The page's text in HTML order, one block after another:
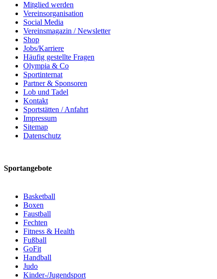
Mitglied werden
Vereinsorganisation
Social Media
Vereinsmagazin / Newsletter
Shop
Jobs/Karriere
Häufig gestellte Fragen
Olympia & Co
Sportinternat
Partner & Sponsoren
Lob und Tadel
Kontakt
Sportstätten / Anfahrt
Impressum
Sitemap
Datenschutz
Sportangebote
Basketball
Boxen
Faustball
Fechten
Fitness & Health
Fußball
GoFit
Handball
Judo
Kinder-/Jugendsport